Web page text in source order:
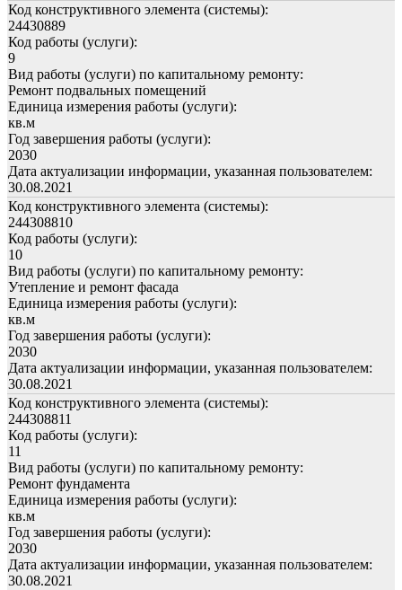
Код конструктивного элемента (системы):
24430889
Код работы (услуги):
9
Вид работы (услуги) по капитальному ремонту:
Ремонт подвальных помещений
Единица измерения работы (услуги):
кв.м
Год завершения работы (услуги):
2030
Дата актуализации информации, указанная пользователем:
30.08.2021
Код конструктивного элемента (системы):
244308810
Код работы (услуги):
10
Вид работы (услуги) по капитальному ремонту:
Утепление и ремонт фасада
Единица измерения работы (услуги):
кв.м
Год завершения работы (услуги):
2030
Дата актуализации информации, указанная пользователем:
30.08.2021
Код конструктивного элемента (системы):
244308811
Код работы (услуги):
11
Вид работы (услуги) по капитальному ремонту:
Ремонт фундамента
Единица измерения работы (услуги):
кв.м
Год завершения работы (услуги):
2030
Дата актуализации информации, указанная пользователем:
30.08.2021